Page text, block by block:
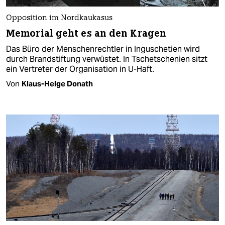
Opposition im Nordkaukasus
Memorial geht es an den Kragen
Das Büro der Menschenrechtler in Inguschetien wird
durch Brandstiftung verwüstet. In Tschetschenien sitzt
ein Vertreter der Organisation in U-Haft.
Von Klaus-Helge Donath